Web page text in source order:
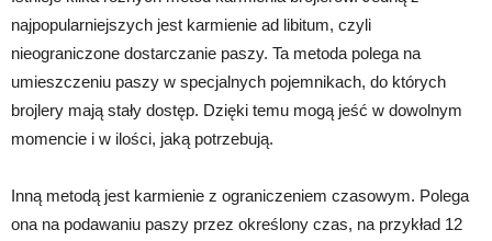
najpopularniejszych jest karmienie ad libitum, czyli
nieograniczone dostarczanie paszy. Ta metoda polega na
umieszczeniu paszy w specjalnych pojemnikach, do których
brojlery mają stały dostęp. Dzięki temu mogą jeść w dowolnym
momencie i w ilości, jaką potrzebują.
Inną metodą jest karmienie z ograniczeniem czasowym. Polega
ona na podawaniu paszy przez określony czas, na przykład 12